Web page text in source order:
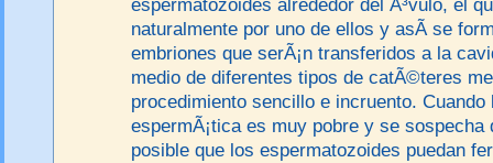
espermatozoides alrededor del Ã³vulo, el
naturalmente por uno de ellos y asÃ­ se
embriones que serÃ¡n transferidos a la
medio de diferentes tipos de catÃ©teres
procedimiento sencillo e incruento. Cuando
espermÃ¡tica es muy pobre y se sospecha
posible que los espermatozoides puedan